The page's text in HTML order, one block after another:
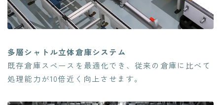
多層シャトル立体倉庫システム
既存倉庫スペースを最適化でき、従来の倉庫に比べて
処理能力が10倍近く向上させます。